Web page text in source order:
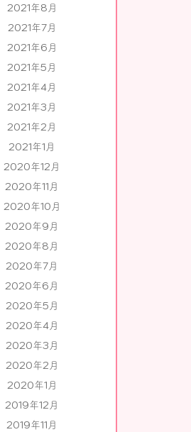
2021年8月
2021年7月
2021年6月
2021年5月
2021年4月
2021年3月
2021年2月
2021年1月
2020年12月
2020年11月
2020年10月
2020年9月
2020年8月
2020年7月
2020年6月
2020年5月
2020年4月
2020年3月
2020年2月
2020年1月
2019年12月
2019年11月